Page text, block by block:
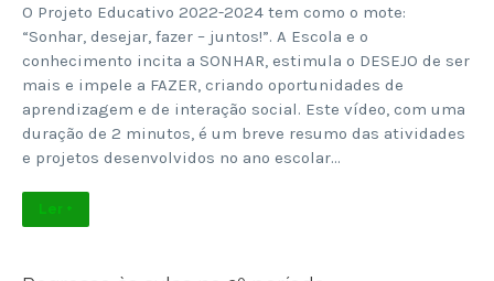
O Projeto Educativo 2022-2024 tem como o mote:
“Sonhar, desejar, fazer – juntos!”. A Escola e o
conhecimento incita a SONHAR, estimula o DESEJO de ser
mais e impele a FAZER, criando oportunidades de
aprendizagem e de interação social. Este vídeo, com uma
duração de 2 minutos, é um breve resumo das atividades
e projetos desenvolvidos no ano escolar…
Ler +